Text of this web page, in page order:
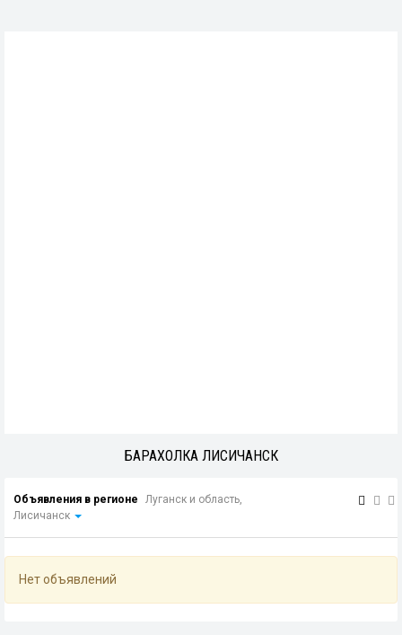
БАРАХОЛКА ЛИСИЧАНСК
Объявления в регионе
Луганск и область,
Лисичанск
Нет объявлений